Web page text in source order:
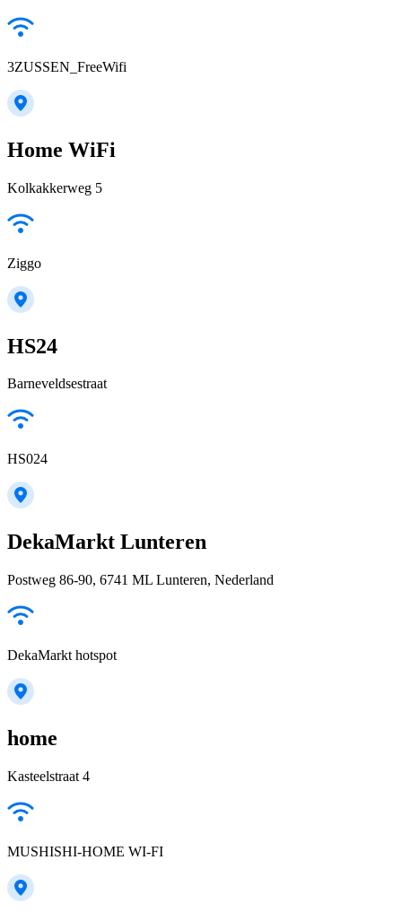
3ZUSSEN_FreeWifi
Home WiFi
Kolkakkerweg 5
Ziggo
HS24
Barneveldsestraat
HS024
DekaMarkt Lunteren
Postweg 86-90, 6741 ML Lunteren, Nederland
DekaMarkt hotspot
home
Kasteelstraat 4
MUSHISHI-HOME WI-FI